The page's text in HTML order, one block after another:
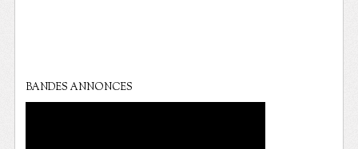
BANDES ANNONCES